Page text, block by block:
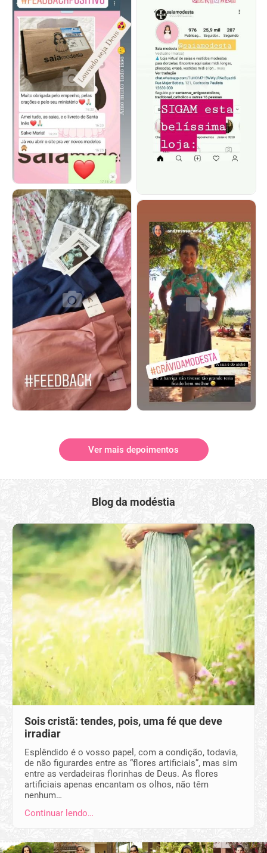
Ver mais depoimentos
Blog da modéstia
Sois cristã: tendes, pois, uma fé que deve
irradiar
Esplêndido é o vosso papel, com a condição, todavia,
de não figurardes entre as “flores artificiais”, mas sim
entre as verdadeiras florinhas de Deus. As flores
artificiais apenas encantam os olhos, não têm
nenhum…
Continuar lendo…